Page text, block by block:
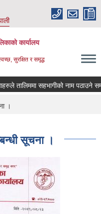
कार्यालय
सुरक्षित र समृद्ध
तालिममा सहभागीको नाम पठाउने
।
सूचना ।